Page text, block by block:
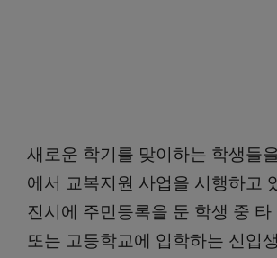
새로운 학기를 맞이하는 학생들
에서 교복지원 사업을 시행하고
진시에 주민등록을 둔 학생 중 타
또는 고등학교에 입학하는 신입